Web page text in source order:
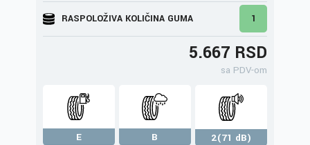
RASPOLOŽIVA KOLIČINA GUMA 1
5.667 RSD
sa PDV-om
E B
2(71 dB)